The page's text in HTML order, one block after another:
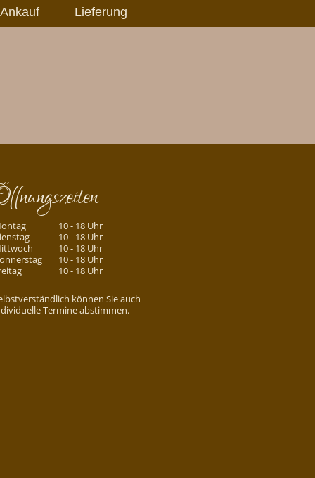
Ankauf Lieferung
10 - 18 Uhr
10 - 18 Uhr
10 - 18 Uhr
10 - 18 Uhr
10 - 18 Uhr
können Sie auch
Termine abstimmen.